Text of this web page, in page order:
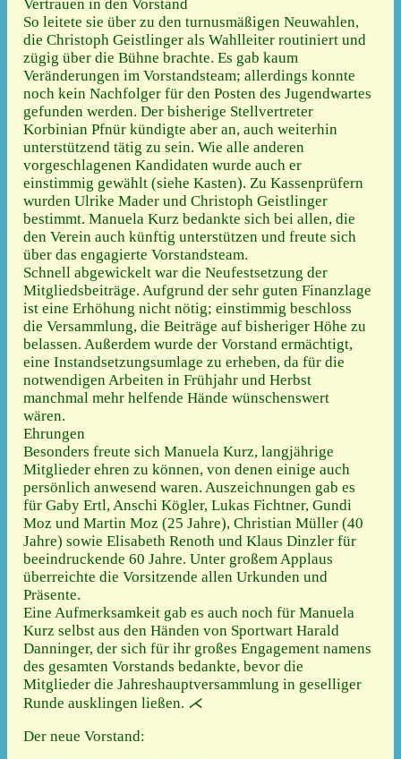
Vertrauen in den Vorstand
So leitete sie über zu den turnusmäßigen Neuwahlen,
die Christoph Geistlinger als Wahlleiter routiniert und
zügig über die Bühne brachte. Es gab kaum
Veränderungen im Vorstandsteam; allerdings konnte
noch kein Nachfolger für den Posten des Jugendwartes
gefunden werden. Der bisherige Stellvertreter
Korbinian Pfnür kündigte aber an, auch weiterhin
unterstützend tätig zu sein. Wie alle anderen
vorgeschlagenen Kandidaten wurde auch er
einstimmig gewählt (siehe Kasten). Zu Kassenprüfern
wurden Ulrike Mader und Christoph Geistlinger
bestimmt. Manuela Kurz bedankte sich bei allen, die
den Verein auch künftig unterstützen und freute sich
über das engagierte Vorstandsteam.
Schnell abgewickelt war die Neufestsetzung der
Mitgliedsbeiträge. Aufgrund der sehr guten Finanzlage
ist eine Erhöhung nicht nötig; einstimmig beschloss
die Versammlung, die Beiträge auf bisheriger Höhe zu
belassen. Außerdem wurde der Vorstand ermächtigt,
eine Instandsetzungsumlage zu erheben, da für die
notwendigen Arbeiten in Frühjahr und Herbst
manchmal mehr helfende Hände wünschenswert
wären.
Ehrungen
Besonders freute sich Manuela Kurz, langjährige
Mitglieder ehren zu können, von denen einige auch
persönlich anwesend waren. Auszeichnungen gab es
für Gaby Ertl, Anschi Kögler, Lukas Fichtner, Gundi
Moz und Martin Moz (25 Jahre), Christian Müller (40
Jahre) sowie Elisabeth Renoth und Klaus Dinzler für
beeindruckende 60 Jahre. Unter großem Applaus
überreichte die Vorsitzende allen Urkunden und
Präsente.
Eine Aufmerksamkeit gab es auch noch für Manuela
Kurz selbst aus den Händen von Sportwart Harald
Danninger, der sich für ihr großes Engagement namens
des gesamten Vorstands bedankte, bevor die
Mitglieder die Jahreshauptversammlung in geselliger
Runde ausklingen ließen. ⋌
Der neue Vorstand: